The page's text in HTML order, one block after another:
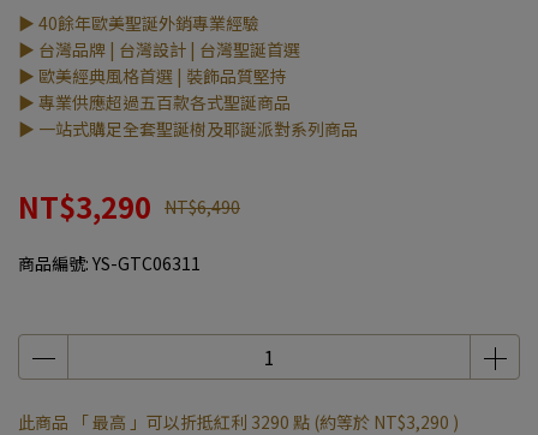
▶ 40餘年歐美聖誕外銷專業經驗
▶ 台灣品牌 | 台灣設計 | 台灣聖誕首選
▶ 歐美經典風格首選 | 裝飾品質堅持
▶ 專業供應超過五百款各式聖誕商品
▶ 一站式購足全套聖誕樹及耶誕派對系列商品
NT$3,290 NT$6,490
商品編號: YS-GTC06311
此商品 「 最高 」可以折抵紅利 3290 點 (約等於 NT$3,290 )